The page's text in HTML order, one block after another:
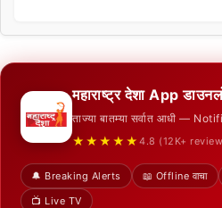
महाराष्ट्र देशा App
ताज्या बातम्या सर्वात आधी —
★★★★★ 4.8 (12K+
🔔 Breaking Alerts 📖 Offline वाचा
📺 Live TV